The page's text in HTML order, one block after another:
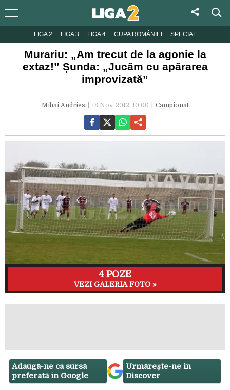
LIGA 2 LIGA 3 LIGA 4 CUPA ROMÂNIEI SPECIAL
Murariu: „Am trecut de la agonie la
extaz!” Șunda: „Jucăm cu apărarea
improvizată”
Mihai Andries 18 Nov. 2012, 10:00 Campionat
4 POZE
VEZI GALERIA FOTO »
Adaugă-ne ca sursă
preferată în Google
Urmărește-ne in
Discover